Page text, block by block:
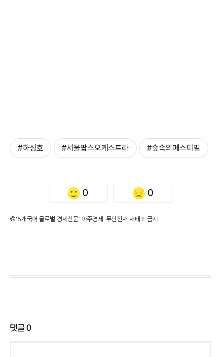
#하성호 #서울팝스오케스트라 #숲속의페스티벌
0 0
©'5개국어 글로벌 경제신문' 아주경제. 무단전재·재배포 금지
댓글0